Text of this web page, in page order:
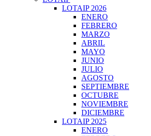
LOTAIP 2026
ENERO
FEBRERO
MARZO
ABRIL
MAYO
JUNIO
JULIO
AGOSTO
SEPTIEMBRE
OCTUBRE
NOVIEMBRE
DICIEMBRE
LOTAIP 2025
ENERO